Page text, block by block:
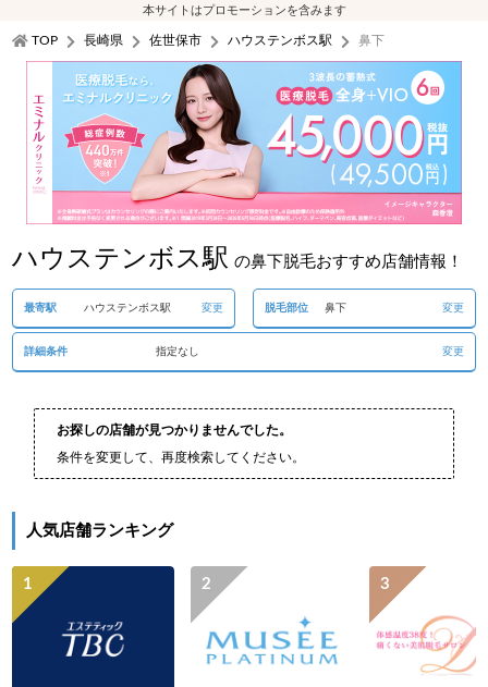
本サイトはプロモーションを含みます
TOP 長崎県 佐世保市 ハウステンボス駅 鼻下
ハウステンボス駅 の鼻下脱毛おすすめ店舗情報！
最寄駅 ハウステンボス駅 変更 脱毛部位 鼻下 変更
詳細条件 指定なし 変更
お探しの店舗が見つかりませんでした。
条件を変更して、再度検索してください。
人気店舗ランキング